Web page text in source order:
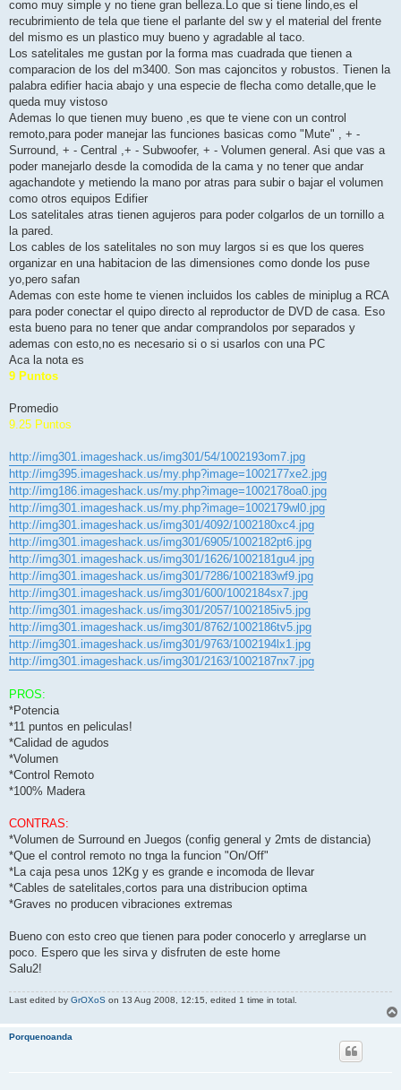
como muy simple y no tiene gran belleza.Lo que si tiene lindo,es el
recubrimiento de tela que tiene el parlante del sw y el material del frente
del mismo es un plastico muy bueno y agradable al taco.
Los satelitales me gustan por la forma mas cuadrada que tienen a
comparacion de los del m3400. Son mas cajoncitos y robustos. Tienen la
palabra edifier hacia abajo y una especie de flecha como detalle,que le
queda muy vistoso
Ademas lo que tienen muy bueno ,es que te viene con un control
remoto,para poder manejar las funciones basicas como "Mute" , + -
Surround, + - Central ,+ - Subwoofer, + - Volumen general. Asi que vas a
poder manejarlo desde la comodida de la cama y no tener que andar
agachandote y metiendo la mano por atras para subir o bajar el volumen
como otros equipos Edifier
Los satelitales atras tienen agujeros para poder colgarlos de un tornillo a
la pared.
Los cables de los satelitales no son muy largos si es que los queres
organizar en una habitacion de las dimensiones como donde los puse
yo,pero safan
Ademas con este home te vienen incluidos los cables de miniplug a RCA
para poder conectar el quipo directo al reproductor de DVD de casa. Eso
esta bueno para no tener que andar comprandolos por separados y
ademas con esto,no es necesario si o si usarlos con una PC
Aca la nota es
9 Puntos
Promedio
9.25 Puntos
http://img301.imageshack.us/img301/54/1002193om7.jpg
http://img395.imageshack.us/my.php?image=1002177xe2.jpg
http://img186.imageshack.us/my.php?image=1002178oa0.jpg
http://img301.imageshack.us/my.php?image=1002179wl0.jpg
http://img301.imageshack.us/img301/4092/1002180xc4.jpg
http://img301.imageshack.us/img301/6905/1002182pt6.jpg
http://img301.imageshack.us/img301/1626/1002181gu4.jpg
http://img301.imageshack.us/img301/7286/1002183wf9.jpg
http://img301.imageshack.us/img301/600/1002184sx7.jpg
http://img301.imageshack.us/img301/2057/1002185iv5.jpg
http://img301.imageshack.us/img301/8762/1002186tv5.jpg
http://img301.imageshack.us/img301/9763/1002194lx1.jpg
http://img301.imageshack.us/img301/2163/1002187nx7.jpg
PROS:
*Potencia
*11 puntos en peliculas!
*Calidad de agudos
*Volumen
*Control Remoto
*100% Madera
CONTRAS:
*Volumen de Surround en Juegos (config general y 2mts de distancia)
*Que el control remoto no tnga la funcion "On/Off"
*La caja pesa unos 12Kg y es grande e incomoda de llevar
*Cables de satelitales,cortos para una distribucion optima
*Graves no producen vibraciones extremas
Bueno con esto creo que tienen para poder conocerlo y arreglarse un
poco. Espero que les sirva y disfruten de este home
Salu2!
Last edited by GrOXoS on 13 Aug 2008, 12:15, edited 1 time in total.
Porquenoanda